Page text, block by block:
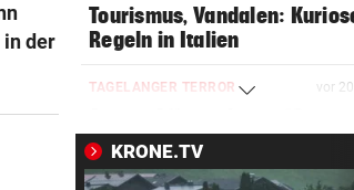
in der
Tourismus, Vandalen:
Regeln in Italien
TAGELANGER TERROR vor
Menschen: Eingefangen!
KRONE.TV